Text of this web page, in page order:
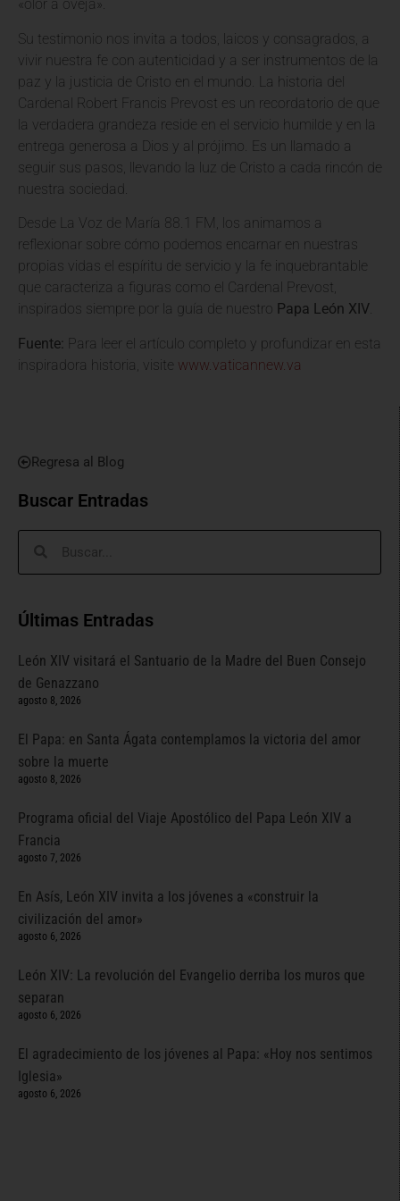
Regresa al Blog
Buscar Entradas
Últimas Entradas
León XIV visitará el Santuario de la Madre del Buen Consejo
de Genazzano
agosto 8, 2026
El Papa: en Santa Ágata contemplamos la victoria del amor
sobre la muerte
agosto 8, 2026
Programa oficial del Viaje Apostólico del Papa León XIV a
Francia
agosto 7, 2026
En Asís, León XIV invita a los jóvenes a «construir la
civilización del amor»
agosto 6, 2026
León XIV: La revolución del Evangelio derriba los muros que
separan
agosto 6, 2026
El agradecimiento de los jóvenes al Papa: «Hoy nos sentimos
Iglesia»
agosto 6, 2026
«olor a oveja».
Su testimonio nos invita a todos, laicos y consagrados, a
vivir nuestra fe con autenticidad y a ser instrumentos de la
paz y la justicia de Cristo en el mundo. La historia del
Cardenal Robert Francis Prevost es un recordatorio de que
la verdadera grandeza reside en el servicio humilde y en la
entrega generosa a Dios y al prójimo. Es un llamado a
seguir sus pasos, llevando la luz de Cristo a cada rincón de
nuestra sociedad.
Desde La Voz de María 88.1 FM, los animamos a
reflexionar sobre cómo podemos encarnar en nuestras
propias vidas el espíritu de servicio y la fe inquebrantable
que caracteriza a figuras como el Cardenal Prevost,
inspirados siempre por la guía de nuestro Papa León XIV.
Fuente: Para leer el artículo completo y profundizar en esta
inspiradora historia, visite www.vaticannew.va